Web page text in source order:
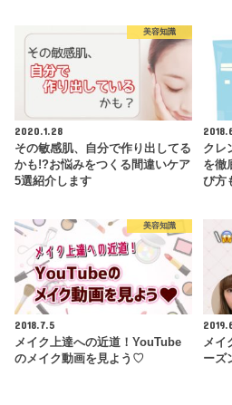
美容知識
2020.1.28
その敏感肌、自分で作り出してる
かも!?お悩みをつくる間違いケア
5選紹介します
クレ
を徹
び方
美容知識
2018.7.5
メイク上達への近道！YouTube
のメイク動画を見よう♡
メイ
ーズ